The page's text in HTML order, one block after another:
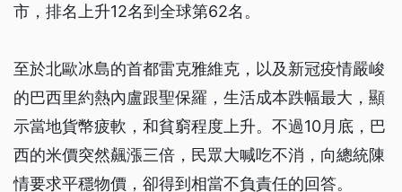
市，排名上升12名到全球第62名。
至於北歐冰島的首都雷克雅維克，以及新冠疫情嚴峻
的巴西里約熱內盧跟聖保羅，生活成本跌幅最大，顯
示當地貨幣疲軟，和貧窮程度上升。不過10月底，巴
西的米價突然飆漲三倍，民眾大喊吃不消，向總統陳
情要求平穩物價，卻得到相當不負責任的回答。